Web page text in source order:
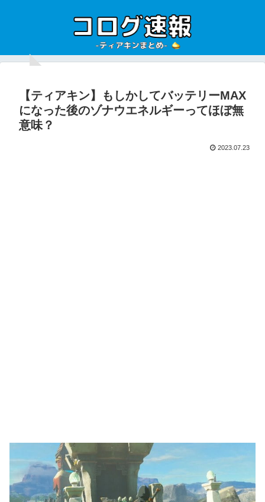
【ティアキン】もしかしてバッテリーMAX
になった後のゾナウエネルギーってほぼ無
意味？
2023.07.23